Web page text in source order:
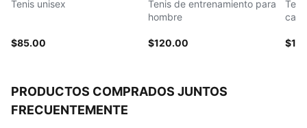
Mediasuela: caña de 10 cell y TPU
materiales prémium
Tenis unisex
$85.00
Tenis de entrenamiento para
hombre
$120.00
PRODUCTOS COMPRADOS JUNTOS
FRECUENTEMENTE